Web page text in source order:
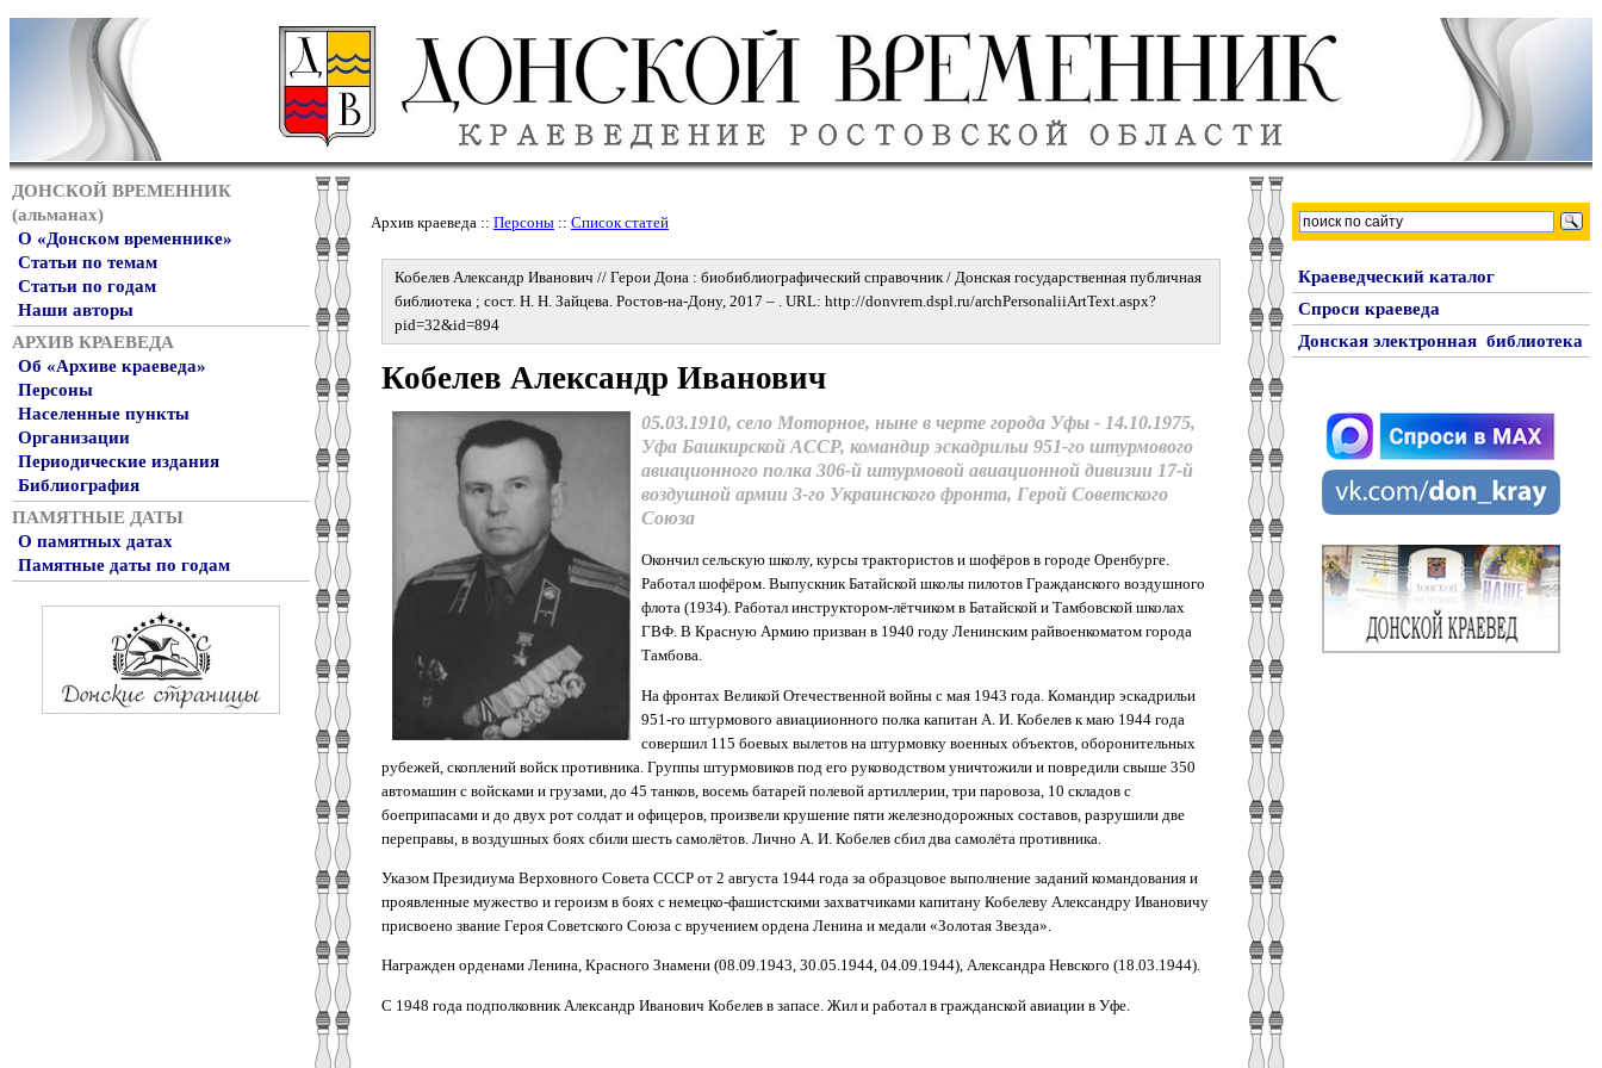
ДОНСКОЙ ВРЕМЕННИК
(альманах)
О «Донском временнике»
Статьи по темам
Статьи по годам
Наши авторы
АРХИВ КРАЕВЕДА
Об «Архиве краеведа»
Персоны
Населенные пункты
Организации
Периодические издания
Библиография
ПАМЯТНЫЕ ДАТЫ
О памятных датах
Памятные даты по годам
Архив краеведа :: Персоны :: Список статей
Кобелев Александр Иванович // Герои Дона : биобиблиографический справочник / Донская государственная публичная
библиотека ; сост. Н. Н. Зайцева. Ростов-на-Дону, 2017 – . URL: http://donvrem.dspl.ru/archPersonaliiArtText.aspx?
pid=32&id=894
Кобелев Александр Иванович
05.03.1910, село Моторное, ныне в черте города Уфы - 14.10.1975,
Уфа Башкирской АССР, командир эскадрильи 951-го штурмового
авиационного полка 306-й штурмовой авиационной дивизии 17-й
воздушной армии 3-го Украинского фронта, Герой Советского
Союза
Окончил сельскую школу, курсы трактористов и шофёров в городе Оренбурге.
Работал шофёром. Выпускник Батайской школы пилотов Гражданского воздушного
флота (1934). Работал инструктором-лётчиком в Батайской и Тамбовской школах
ГВФ. В Красную Армию призван в 1940 году Ленинским райвоенкоматом города
Тамбова.
На фронтах Великой Отечественной войны с мая 1943 года. Командир эскадрильи
951-го штурмового авиациионного полка капитан А. И. Кобелев к маю 1944 года
совершил 115 боевых вылетов на штурмовку военных объектов, оборонительных
рубежей, скоплений войск противника. Группы штурмовиков под его руководством уничтожили и повредили свыше 350
автомашин с войсками и грузами, до 45 танков, восемь батарей полевой артиллерии, три паровоза, 10 складов с
боеприпасами и до двух рот солдат и офицеров, произвели крушение пяти железнодорожных составов, разрушили две
переправы, в воздушных боях сбили шесть самолётов. Лично А. И. Кобелев сбил два самолёта противника.
Указом Президиума Верховного Совета СССР от 2 августа 1944 года за образцовое выполнение заданий командования и
проявленные мужество и героизм в боях с немецко-фашистскими захватчиками капитану Кобелеву Александру Ивановичу
присвоено звание Героя Советского Союза с вручением ордена Ленина и медали «Золотая Звезда».
Награжден орденами Ленина, Красного Знамени (08.09.1943, 30.05.1944, 04.09.1944), Александра Невского (18.03.1944).
С 1948 года подполковник Александр Иванович Кобелев в запасе. Жил и работал в гражданской авиации в Уфе.
Краеведческий каталог
Спроси краеведа
Донская электронная библиотека